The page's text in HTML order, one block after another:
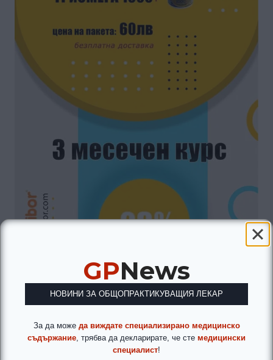
GPNews
НОВИНИ ЗА ОБЩОПРАКТИКУВАЩИЯ ЛЕКАР
За да може да виждате специализирано медицинско
съдържание , трябва да декларирате, че сте медицински
специалист!